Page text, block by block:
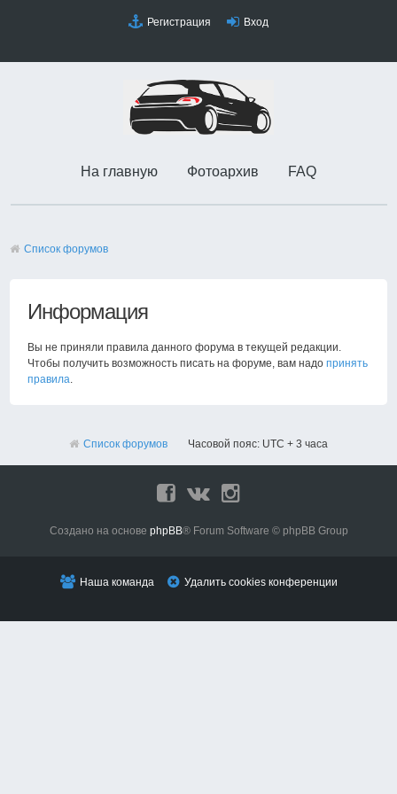
Регистрация Вход
На главную Фотоархив FAQ
Список форумов
Информация
Вы не приняли правила данного форума в текущей редакции.
Чтобы получить возможность писать на форуме, вам надопринять
правила.
Список форумов Часовой пояс: UTC + 3 часа
Создано на основе phpBB® Forum Software © phpBB Group
Наша команда Удалить cookies конференции